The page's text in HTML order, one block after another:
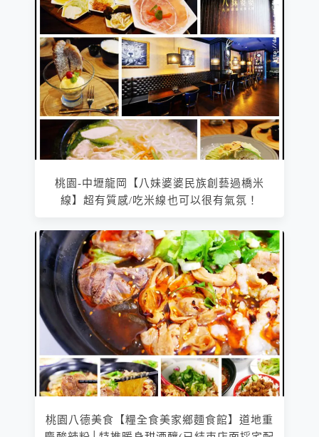
桃園-中壢龍岡【八妹婆婆民族創藝過橋米
線】超有質感/吃米線也可以很有氣氛！
桃園八德美食【糧全食美家鄉麵食館】道地重